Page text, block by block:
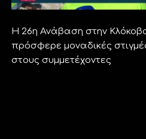
Η 26η Ανάβαση στην
πρόσφερε μοναδικές
στους συμμετέχοντες